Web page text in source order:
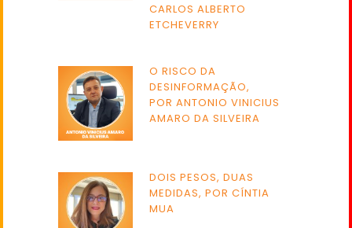
CARLOS ALBERTO
ETCHEVERRY
O RISCO DA
DESINFORMAÇÃO,
POR ANTONIO VINICIUS
AMARO DA SILVEIRA
DOIS PESOS, DUAS
MEDIDAS, POR CÍNTIA
MUA